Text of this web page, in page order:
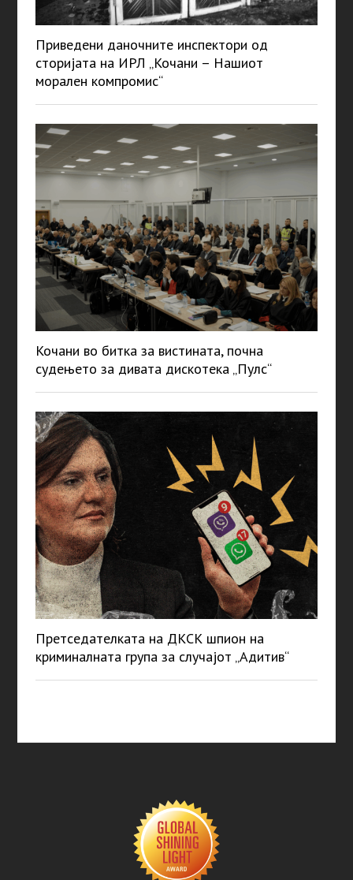
Приведени даночните инспектори од
сторијата на ИРЛ „Кочани – Нашиот
морален компромис“
Кочани во битка за вистината, почна
судењето за дивата дискотека „Пулс“
Претседателката на ДКСК шпион на
криминалната група за случајот „Адитив“